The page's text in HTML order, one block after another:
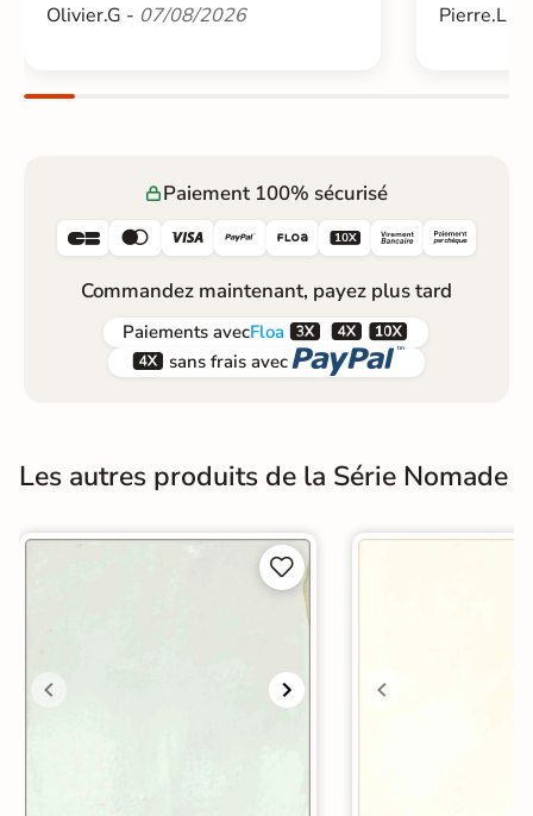
Olivier.G - 07/08/2026 Pierre.L -
Paiement 100% sécurisé
     
Commandez maintenant, payez plus tard
Paiements avecFloa  
 sans frais avec 
Les autres produits de la Série Nomade

